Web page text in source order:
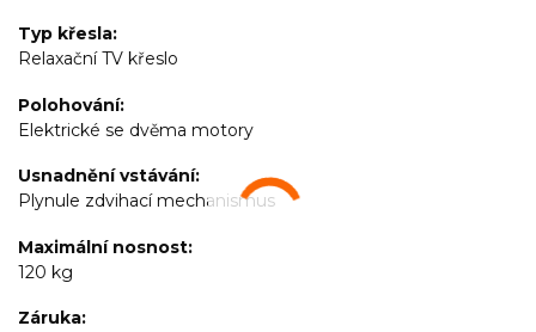
Typ křesla
Relaxační TV křeslo
Polohování
Elektrické se dvěma motory
Usnadnění vstávání
Plynule zdvihací mechanismus
Maximální nosnost
120 kg
Záruka